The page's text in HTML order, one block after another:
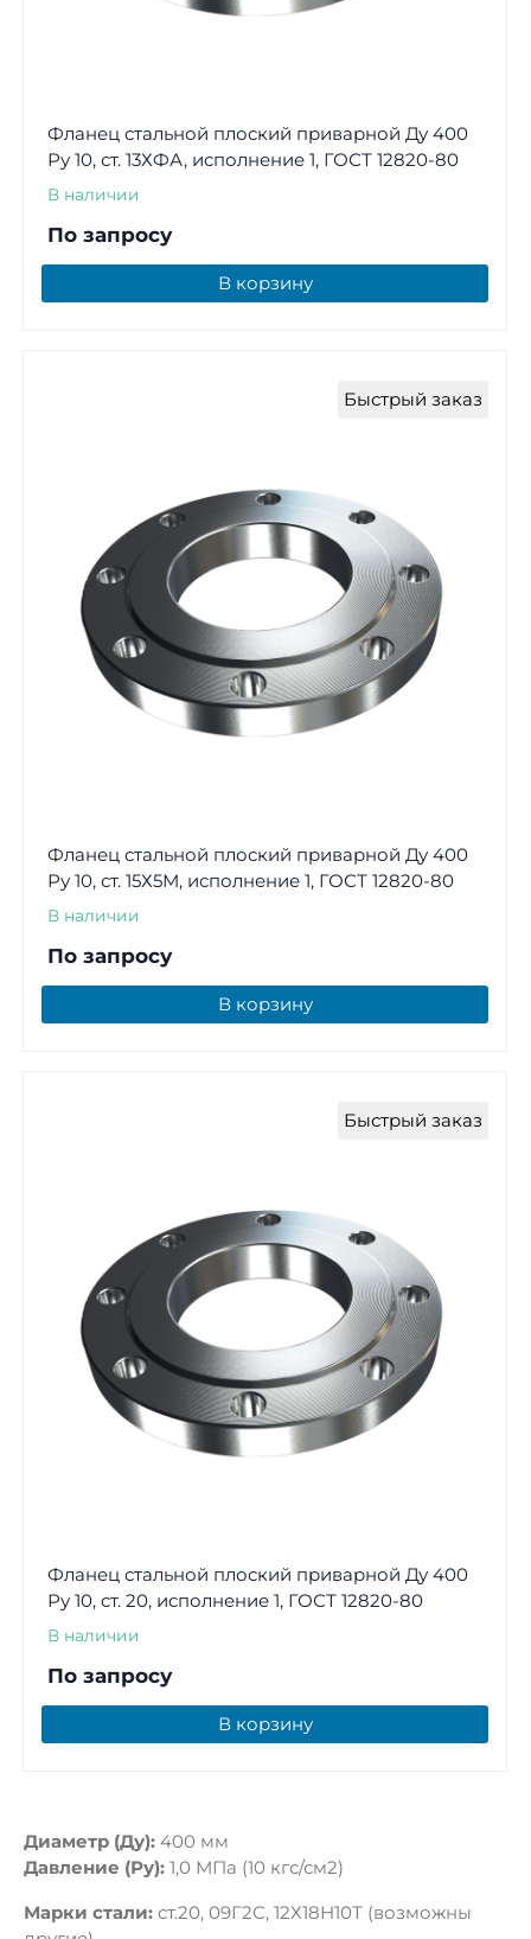
Фланец стальной плоский приварной Ду 400
Ру 10, ст. 13ХФА, исполнение 1, ГОСТ 12820-80
В наличии
По запросу
В корзину
Быстрый заказ
Фланец стальной плоский приварной Ду 400
Ру 10, ст. 15Х5М, исполнение 1, ГОСТ 12820-80
В наличии
По запросу
В корзину
Быстрый заказ
Фланец стальной плоский приварной Ду 400
Ру 10, ст. 20, исполнение 1, ГОСТ 12820-80
В наличии
По запросу
В корзину
Диаметр (Ду): 400 мм
Давление (Ру): 1,0 МПа (10 кгс/см2)
Марки стали: ст.20, 09Г2С, 12Х18Н10Т (возможны